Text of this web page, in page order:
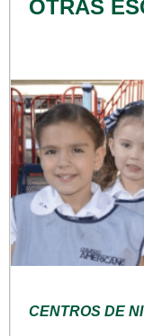
OTRAS
CENTROS DE